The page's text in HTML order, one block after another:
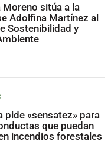
Moreno sitúa a la
Adolfina Martínez al
Sostenibilidad y
pide «sensatez» para
que puedan
incendios forestales